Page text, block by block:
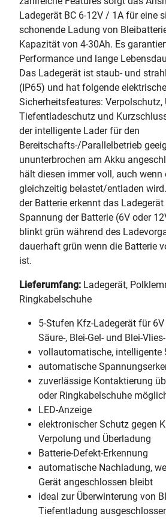
Ladegerät BC 6-12V / 1A für eine
schonende Ladung von
Kapazität von 4-30Ah. Es
Performance und lange
Das Ladegerät ist staub- und
(IP65) und hat folgende elektrische
Sicherheitsfeatures: Verpolschutz,
Tiefentladeschutz und
der intelligente Lader für den
Bereitschafts-/Parallelbetrieb
ununterbrochen am Akku
hält diesen immer voll, auch wenn
gleichzeitig belastet/entladen
der Batterie erkennt das
Spannung der Batterie (6V oder
blinkt grün während des
dauerhaft grün wenn die Batterie
ist.
Lieferumfang: Ladegerät,
Ringkabelschuhe
5-Stufen Kfz-Ladegerät für
Säure-, Blei-Gel- und Blei-
vollautomatische, intelligente
automatische
zuverlässige Kontaktierung
oder Ringkabelschuhe
LED-Anzeige
elektronischer Schutz gegen
Verpolung und Überladung
Batterie-Defekt-Erkennung
automatische Nachladung,
Gerät angeschlossen bleibt
ideal zur Überwinterung von
Tiefentladung